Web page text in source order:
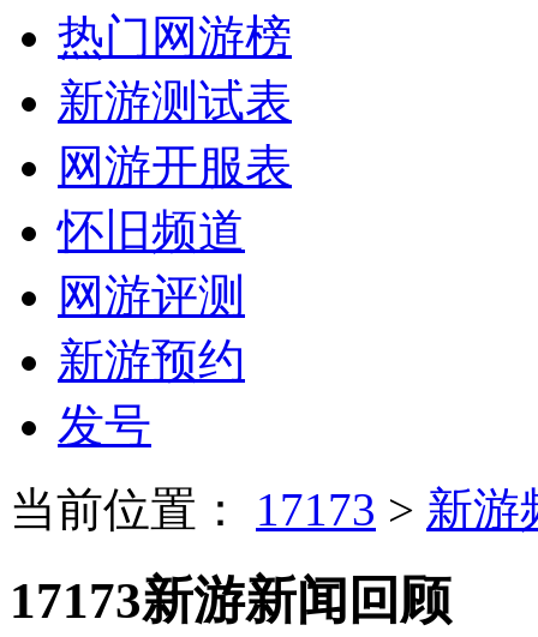
热门网游榜
新游测试表
网游开服表
怀旧频道
网游评测
新游预约
发号
当前位置： 17173 > 新游
17173新游新闻回顾